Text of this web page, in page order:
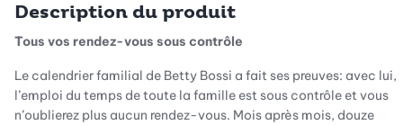
Description du produit
Tous vos rendez-vous sous contrôle
Le calendrier familial de Betty Bossi a fait ses preuves: avec lui,
l’emploi du temps de toute la famille est sous contrôle et vous
n’oublierez plus aucun rendez-vous. Mois après mois, douze